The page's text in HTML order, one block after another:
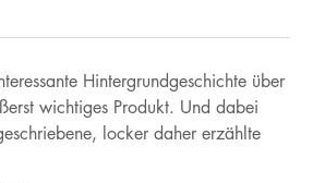
Hintergrundgeschichte über
wichtiges Produkt. Und dabei
locker daher erzählte